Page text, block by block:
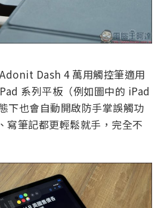
Dash 4 萬用觸控筆適用
系列平板（例如圖中的 iPad
下也會自動開啟防手掌誤觸功
寫筆記都更輕鬆就手，完全不